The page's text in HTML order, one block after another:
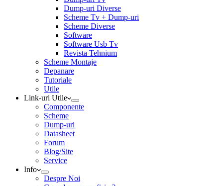
Dump-uri Diverse
Scheme Tv + Dump-uri
Scheme Diverse
Software
Software Usb Tv
Revista Tehnium
Scheme Montaje
Depanare
Tutoriale
Utile
Link-uri Utile
Componente
Scheme
Dump-uri
Datasheet
Forum
Blog/Site
Service
Info
Despre Noi